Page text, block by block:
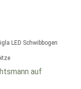
LED Schwibbogen